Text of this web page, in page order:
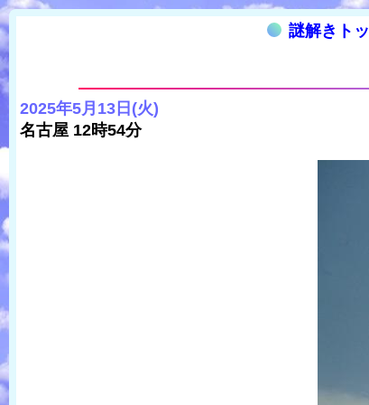
謎解きト
2025年5月13日(火)
名古屋 12時54分